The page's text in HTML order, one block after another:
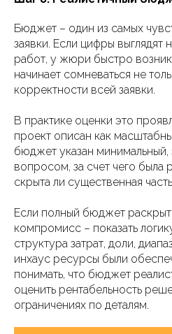
Бюджет – один из самых
заявки. Если цифры
работ, у жюри быстро
начинает сомневаться не
корректности всей заявки.
В практике оценки это
проект описан как
бюджет указан минимальный,
вопросом, за счет чего была
скрыта ли существенная часть
Если полный бюджет
компромисс – показать
структура затрат, доли,
инхаус ресурсы были
понимать, что бюджет
оценить рентабельность
ограничениях по деталям.